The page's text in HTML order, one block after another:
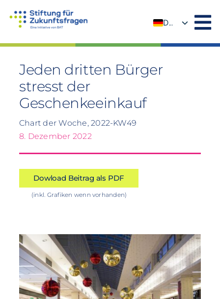
Inhalt
DE
Jeden dritten Bürger
stresst der
Geschenkeeinkauf
Chart der Woche, 2022-KW49
8. Dezember 2022
Dowload Beitrag als PDF
(inkl. Grafiken wenn vorhanden)